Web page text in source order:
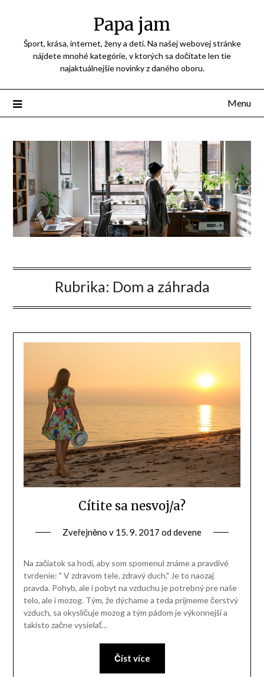
Papa jam
Šport, krása, internet, ženy a deti. Na našej webovej stránke
nájdete mnohé kategórie, v ktorých sa dočítate len tie
najaktuálnejšie novinky z daného oboru.
Menu
Rubrika: Dom a záhrada
Cítite sa nesvoj/a?
Zveřejněno v 15. 9. 2017 oddevene
Na začiatok sa hodí, aby som spomenul známe a pravdivé
tvrdenie: " V zdravom tele, zdravý duch." Je to naozaj
pravda. Pohyb, ale i pobyt na vzduchu je potrebný pre naše
telo, ale i mozog. Tým, že dýchame a teda príjmeme čerstvý
vzduch, sa okysličuje mozog a tým pádom je výkonnejší a
takisto začne vysielať…
Číst více